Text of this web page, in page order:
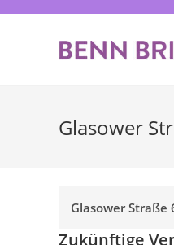
Glasower
Glasower Straße
Zukünftige